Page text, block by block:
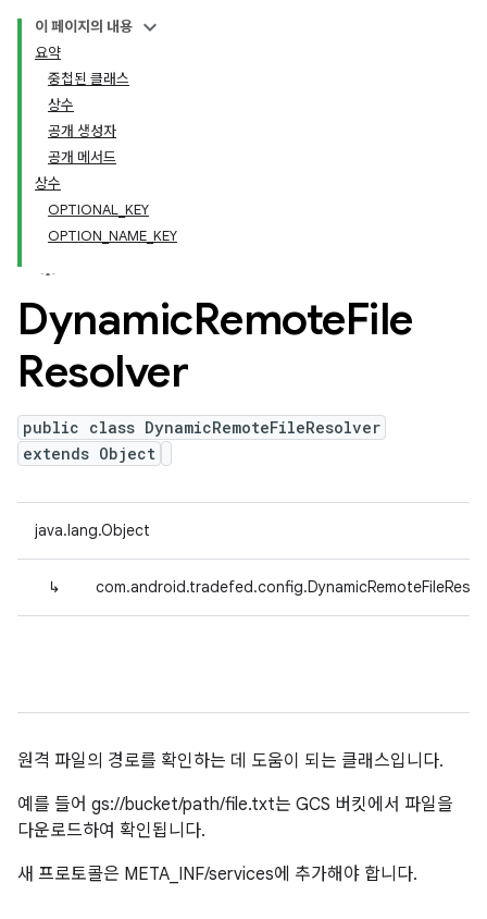
이 페이지의 내용
요약
중첩된 클래스
상수
공개 생성자
공개 메서드
상수
OPTIONAL_KEY
OPTION_NAME_KEY
DynamicRemoteFile
Resolver
public class DynamicRemoteFileResolver
extends Object
java.lang.Object
↳
원격 파일의 경로를 확인하는 데 도움이 되는 클래스입니다.
예를 들어 gs://bucket/path/file.txt는 GCS 버킷에서 파일을
다운로드하여 확인됩니다.
새 프로토콜은 META_INF/services에 추가해야 합니다.